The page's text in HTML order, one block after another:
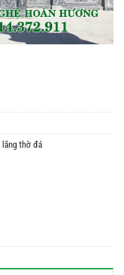
lăng thờ đá